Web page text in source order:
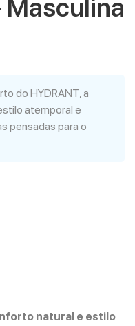
Masculina
do HYDRANT, a
atemporal e
pensadas para o
natural e estilo